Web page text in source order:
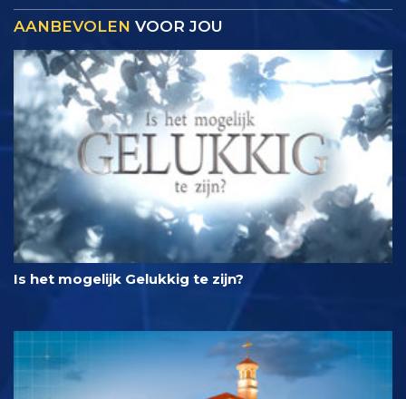
AANBEVOLEN VOOR JOU
Is het mogelijk Gelukkig te zijn?